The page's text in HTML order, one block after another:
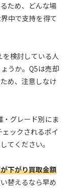
ため、どんな場
中で支持を得て
検討している人
うか。Q5は売却
め、注意しなけ
グレード別にま
ックされるポイ
てください。
下がり買取金額
替えるなら早め